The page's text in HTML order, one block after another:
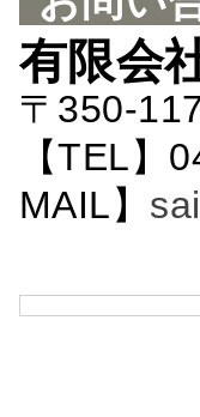
有限会
〒350-
【TEL
MAIL】